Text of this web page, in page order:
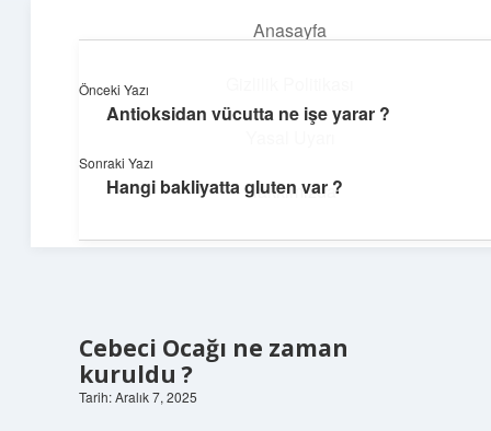
Anasayfa
Hakkımızda
Güneşli Fikir Esintisi
Enerji dolu önerilerle gününü aydınlat!
Cebeci Ocağı ne zaman
kuruldu ?
Tarih: Aralık 7, 2025
Önceki Yazı
Antioksidan vücutta ne işe yarar ?
Sonraki Yazı
Hangi bakliyatta gluten var ?